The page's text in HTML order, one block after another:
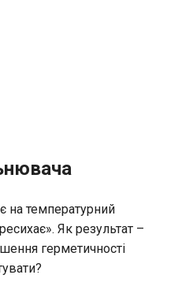
на температурний
Як результат –
герметичності